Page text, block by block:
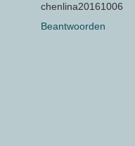
chenlina20161006
Beantwoorden